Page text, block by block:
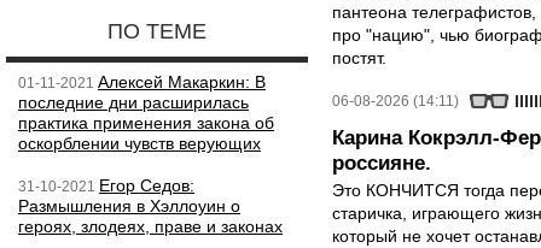
ПО ТЕМЕ
01-11-2021 Алексей Макаркин: В
последние дни расширилась
практика применения закона об
оскорблении чувств верующих
31-10-2021 Егор Седов:
Размышления в Хэллоуин о
героях, злодеях, праве и законах
пантеона
про "нацию", чью
постят.
06-08-2026 (14:11)
Карина Кокрэлл-
россияне.
Это КОНЧИТСЯ тогда
старичка, играющего
который не хочет